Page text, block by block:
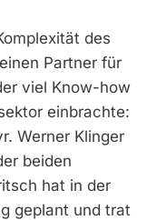
des
Partner für
viel Know-how
einbrachte:
Werner Klinger
beiden
hat in der
geplant und trat